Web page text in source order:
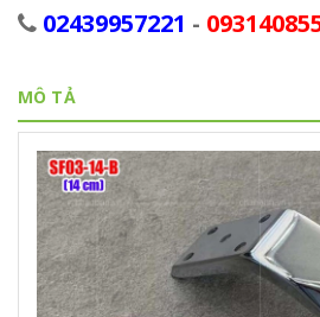
02439957221 -
MÔ TẢ